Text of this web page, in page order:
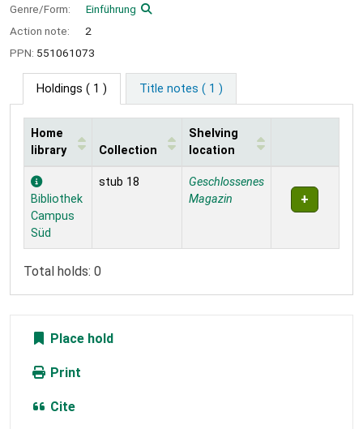
Genre/Form:
Einführung
Action note:
2
PPN: 551061073
Holdings ( 1 ) Title notes ( 1 )
Holdings
Home
library
Collection
Shelving
location
Bibliothek
Campus
Süd
stub 18
Geschlossenes
Magazin
Total holds: 0
Place hold
Print
Cite